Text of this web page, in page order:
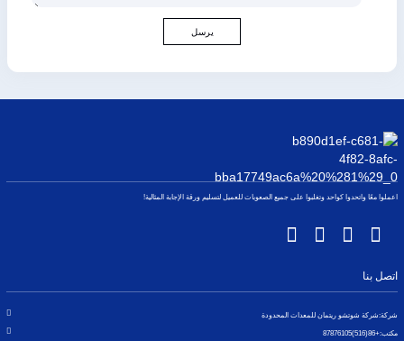
يرسل
اعملوا معًا واتحدوا كواحد وتغلبوا على جميع الصعوبات للعميل لتسليم ورقة الإجابة المثالية!
اتصل بنا
شركة:شركة شوتشو ريتمان للمعدات المحدودة
مكتب:+86(516)87876105